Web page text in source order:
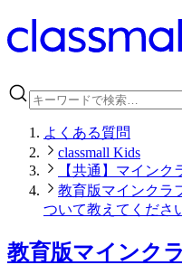
よくある質問
classmall Kids
【共通】マインク
教育版マインクラ
ついて教えてくださ
教育版マインク